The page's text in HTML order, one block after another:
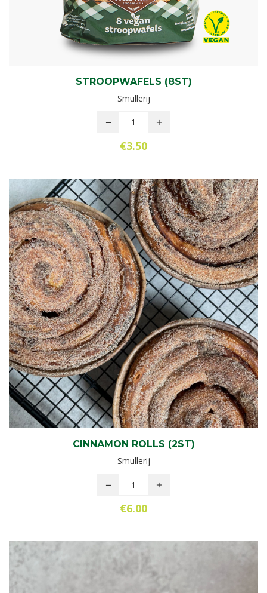
STROOPWAFELS (8ST)
Smullerij
€3.50
CINNAMON ROLLS (2ST)
Smullerij
€6.00